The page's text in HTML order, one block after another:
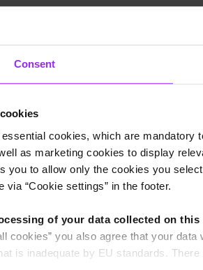
Consent
cookies, which are mandatory
as marketing cookies to display
you to allow only the cookies you
via “Cookie settings” in the footer.
of your data collected on this
cookies” you also agree that your
is inadequate by EU standards.